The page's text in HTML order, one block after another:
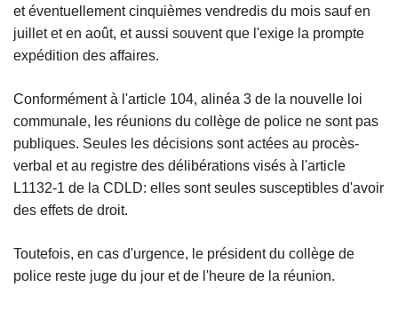
et éventuellement cinquièmes vendredis du mois sauf en
juillet et en août, et aussi souvent que l'exige la prompte
expédition des affaires.
Conformément à l'article 104, alinéa 3 de la nouvelle loi
communale, les réunions du collège de police ne sont pas
publiques. Seules les décisions sont actées au procès-
verbal et au registre des délibérations visés à l'article
L1132-1 de la CDLD: elles sont seules susceptibles d'avoir
des effets de droit.
Toutefois, en cas d'urgence, le président du collège de
police reste juge du jour et de l'heure de la réunion.